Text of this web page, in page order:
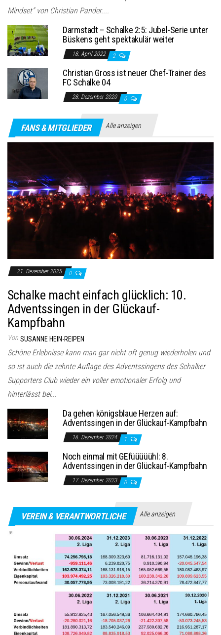
Mindset" von Christian Pander....
Darmstadt – Schalke 2:5: Jubel-Serie unter
Büskens geht spektakulär weiter
18. April 2022 2
Christian Gross ist neuer Chef-Trainer des
FC Schalke 04
28. Dezember 2020 0
FANS & MITGLIEDER Alle anzeigen
21. Dezember 2025 0
Schalke macht einfach glücklich: 10.
Adventssingen in der Glückauf-
Kampfbahn
Von SUSANNE HEIN-REIPEN
Schöne Erlebnisse kann man gar nicht oft genug wiederholen und
so ist auch die zehnte Auflage des Adventssingens des Schalker
Supporters Club wieder ein voller emotionaler Erfolg und
hinterlässt bei...
Da gehen königsblaue Herzen auf:
Adventssingen in der Glückauf-Kampfbahn
16. Dezember 2024 1
Noch einmal mit GEfüüüüühl: 8.
Adventssingen in der Glückauf-Kampfbahn
17. Dezember 2023 0
VEREIN & VERANTWORTLICHE Alle anzeigen